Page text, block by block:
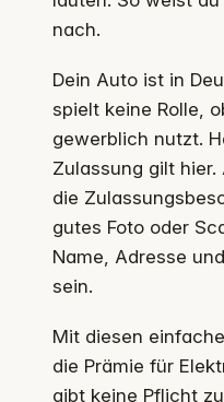
nach.
Dein Auto ist in
spielt keine Rolle,
gewerblich nutzt.
Zulassung gilt
die
gutes Foto oder
Name, Adresse
sein.
Mit diesen
die Prämie für
gibt keine Pflicht